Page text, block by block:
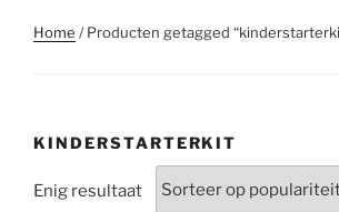
Home / Producten getagged
KINDERSTARTERKIT
Enig resultaat